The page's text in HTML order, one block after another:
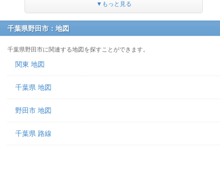
▼もっと見る
千葉県野田市：地図
千葉県野田市に関連する地図を探すことができます。
関東 地図
千葉県 地図
野田市 地図
千葉県 路線